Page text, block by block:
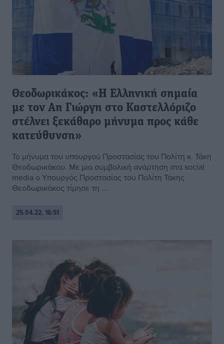
Θεοδωρικάκος: «Η Ελληνική σημαία
με τον Αη Γιώργη στο Καστελλόριζο
στέλνει ξεκάθαρο μήνυμα προς κάθε
κατεύθυνση»
Το μήνυμα του υπουργού Προστασίας του Πολίτη κ. Τάκη
Θεοδωρικάκου. Με μια συμβολική ανάρτηση στα social
media ο Υπουργός Προστασίας του Πολίτη Τάκης
Θεοδωρικάκος τίμησε τη ...
25.04.22, 16:51